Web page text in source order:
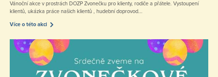
Vánoční akce v prostrách DOZP Zvonečku pro klienty, rodiče a přátele. Vystoupení
klientů, ukázka práce našich klientů , hudební doprovod...
Více o této akci